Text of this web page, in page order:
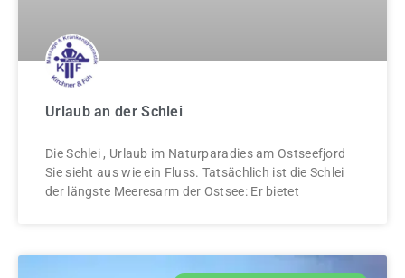
Urlaub an der Schlei
Die Schlei , Urlaub im Naturparadies am Ostseefjord
Sie sieht aus wie ein Fluss. Tatsächlich ist die Schlei
der längste Meeresarm der Ostsee: Er bietet